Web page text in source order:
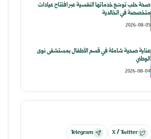
صحة حلب توسّع خدماتها النفسية عبر افتتاح عيادات
متخصصة في الخالدية
2026-08-05
عناية صحية شاملة في قسم الأطفال بمستشفى نوى
الوطني
2026-08-04
X / Twitter
Telegram